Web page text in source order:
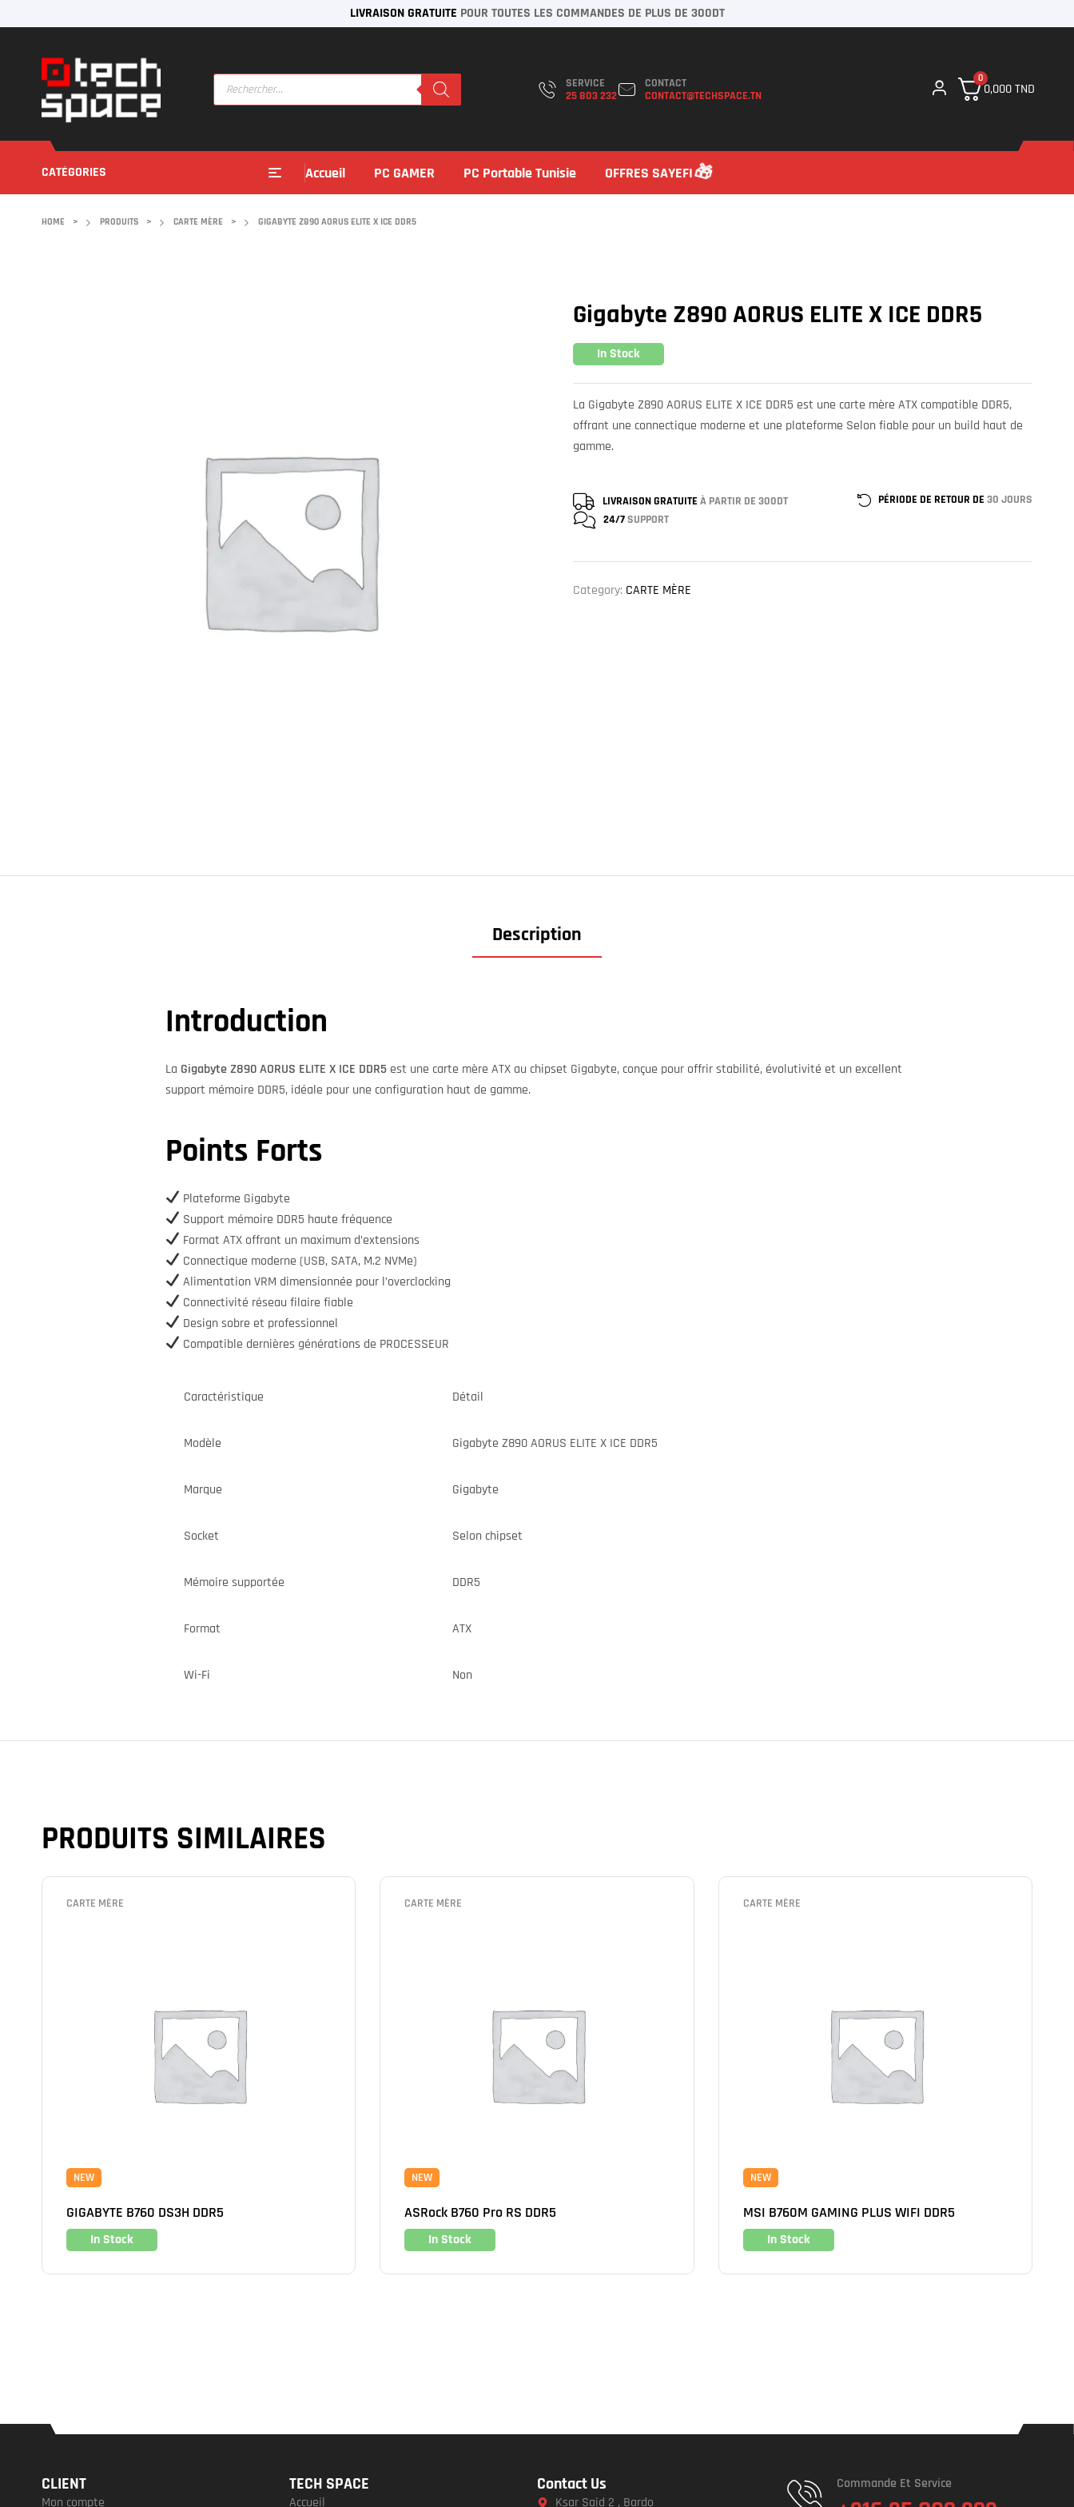
LIVRAISON GRATUITE POUR TOUTES LES COMMANDES DE PLUS DE 300DT
SERVICE
25 803 232
CONTACT
CONTACT@TECHSPACE.TN
0
0,000TND
CATÉGORIES Accueil PC GAMER PC Portable Tunisie OFFRES SAYEFI
HOME > PRODUITS > CARTE MÈRE > GIGABYTE Z890 AORUS ELITE X ICE DDR5
Gigabyte Z890 AORUS ELITE X ICE DDR5
In Stock
La Gigabyte Z890 AORUS ELITE X ICE DDR5 est une carte mère ATX compatible DDR5,
offrant une connectique moderne et une plateforme Selon fiable pour un build haut de
gamme.
LIVRAISON GRATUITE À PARTIR DE 300DT PÉRIODE DE RETOUR DE 30 JOURS
24/7SUPPORT
Category: CARTE MÈRE
Description
Introduction
La Gigabyte Z890 AORUS ELITE X ICE DDR5 est une carte mère ATX au chipset Gigabyte, conçue pour offrir stabilité, évolutivité et un excellent
support mémoire DDR5, idéale pour une configuration haut de gamme.
Points Forts
Plateforme Gigabyte
Support mémoire DDR5 haute fréquence
Format ATX offrant un maximum d’extensions
Connectique moderne (USB, SATA, M.2 NVMe)
Alimentation VRM dimensionnée pour l’overclocking
Connectivité réseau filaire fiable
Design sobre et professionnel
Compatible dernières générations de PROCESSEUR
Caractéristique Détail
Modèle Gigabyte Z890 AORUS ELITE X ICE DDR5
Marque Gigabyte
Socket Selon chipset
Mémoire supportée DDR5
Format ATX
Wi-Fi Non
PRODUITS SIMILAIRES
CARTE MÈRE
NEW
GIGABYTE B760 DS3H DDR5
In Stock
CARTE MÈRE
NEW
ASRock B760 Pro RS DDR5
In Stock
CARTE MÈRE
NEW
MSI B760M GAMING PLUS WIFI DDR5
In Stock
CLIENT
Mon compte
TECH SPACE
Accueil
Contact Us
Ksar Said 2 , Bardo
Commande Et Service